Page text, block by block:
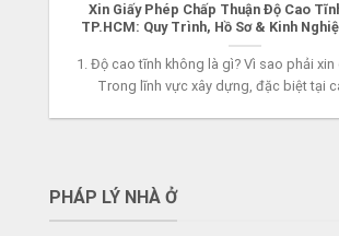
Xin Giấy Phép Chấp Thuận Độ Cao
TP.HCM: Quy Trình, Hồ Sơ & Kinh
1. Độ cao tĩnh không là gì? Vì sao phải xin
Trong lĩnh vực xây dựng, đặc biệt tại
PHÁP LÝ NHÀ Ở